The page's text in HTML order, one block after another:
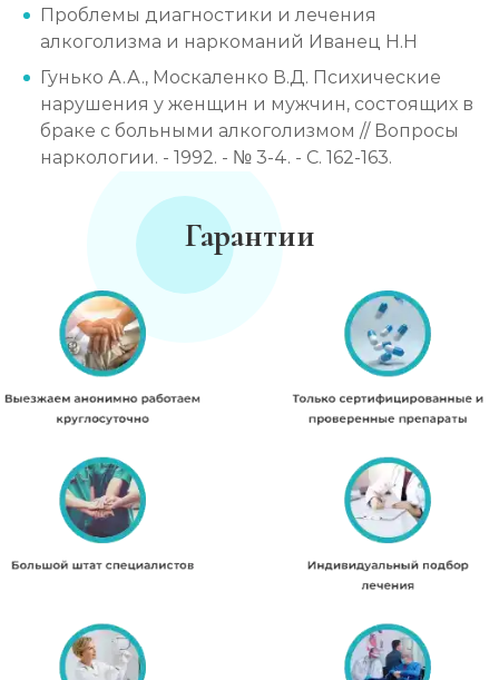
Проблемы диагностики и лечения
алкоголизма и наркоманий Иванец Н.Н
Гунько А.А., Москаленко В.Д. Психические
нарушения у женщин и мужчин, состоящих в
браке с больными алкоголизмом // Вопросы
наркологии. - 1992. - № 3-4. - С. 162-163.
Гарантии